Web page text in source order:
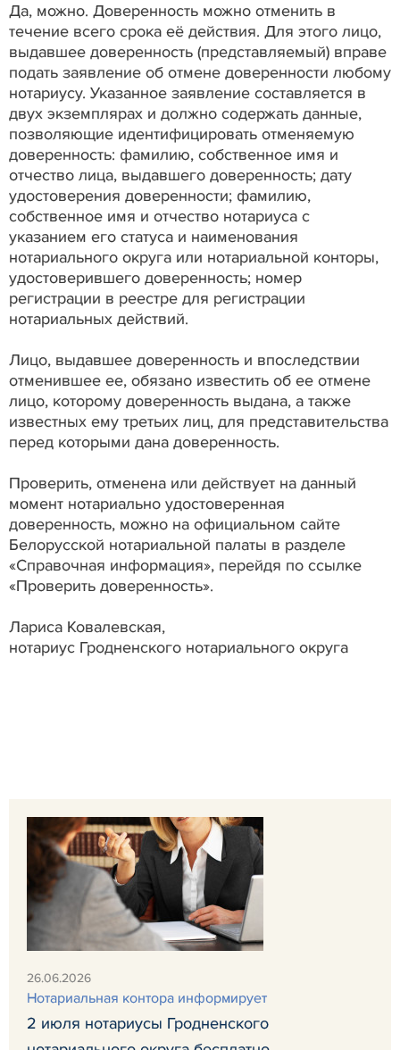
Да, можно. Доверенность можно отменить в
течение всего срока её действия. Для этого лицо,
выдавшее доверенность (представляемый) вправе
подать заявление об отмене доверенности любому
нотариусу. Указанное заявление составляется в
двух экземплярах и должно содержать данные,
позволяющие идентифицировать отменяемую
доверенность: фамилию, собственное имя и
отчество лица, выдавшего доверенность; дату
удостоверения доверенности; фамилию,
собственное имя и отчество нотариуса с
указанием его статуса и наименования
нотариального округа или нотариальной конторы,
удостоверившего доверенность; номер
регистрации в реестре для регистрации
нотариальных действий.
Лицо, выдавшее доверенность и впоследствии
отменившее ее, обязано известить об ее отмене
лицо, которому доверенность выдана, а также
известных ему третьих лиц, для представительства
перед которыми дана доверенность.
Проверить, отменена или действует на данный
момент нотариально удостоверенная
доверенность, можно на официальном сайте
Белорусской нотариальной палаты в разделе
«Справочная информация», перейдя по ссылке
«Проверить доверенность».
Лариса Ковалевская,
нотариус Гродненского нотариального округа
26.06.2026
Нотариальная контора информирует
2 июля нотариусы Гродненского